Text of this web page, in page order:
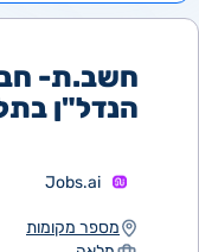
חשב.ת-
הנדל"ן
Jobs.ai
מספר מקומות